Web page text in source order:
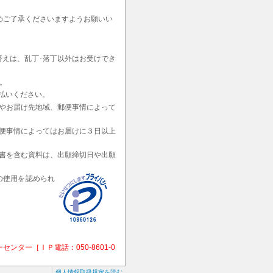
了承くださいますようお願いい
は、乱丁･落丁以外はお受けでき
ください。
お届け先地域、郵便事情によって
事情によってはお届けに３日以上
を含む資料は、出願締切日や出願
使用を認められ
ンター［ＩＰ電話：050-8601-0